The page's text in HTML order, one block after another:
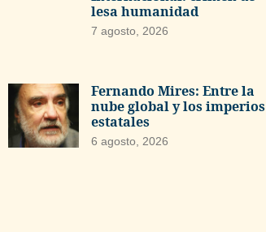
lesa humanidad
7 agosto, 2026
Fernando Mires: Entre la
nube global y los imperios
estatales
6 agosto, 2026